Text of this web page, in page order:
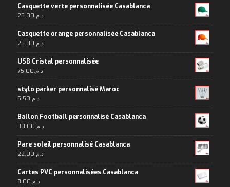
Casquette verte personnalisée Casablanca
د.م.25.00
Casquette orange personnalisée Casablanca
د.م.25.00
USB Cristal personnalisée
د.م.75.00
stylo parker personnalisé Maroc
د.م.5.50
Ballon Football personnalisé Casablanca
د.م.30.00
Pare soleil personnalisé Casablanca
د.م.22.00
Cartes PVC personnalisées Casablanca
د.م.8.00